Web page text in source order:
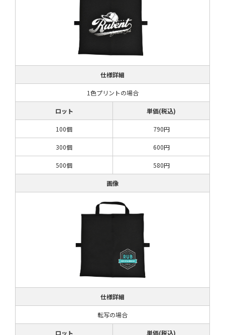
仕様詳細
1色プリントの場合
ロット 単価(税込)
100個 790円
300個 600円
500個 580円
画像
仕様詳細
転写の場合
ロット 単価(税込)